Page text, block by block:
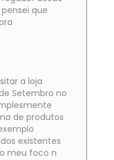
que
a loja
Setembro no
de produtos
existentes
meu foco n